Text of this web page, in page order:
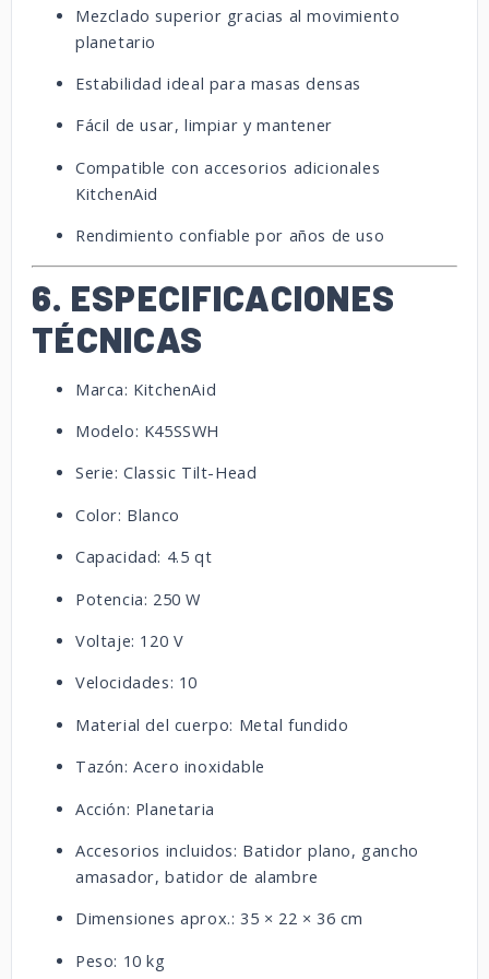
Mezclado superior gracias al movimiento
planetario
Estabilidad ideal para masas densas
Fácil de usar, limpiar y mantener
Compatible con accesorios adicionales
KitchenAid
Rendimiento confiable por años de uso
6. ESPECIFICACIONES
TÉCNICAS
Marca: KitchenAid
Modelo: K45SSWH
Serie: Classic Tilt-Head
Color: Blanco
Capacidad: 4.5 qt
Potencia: 250 W
Voltaje: 120 V
Velocidades: 10
Material del cuerpo: Metal fundido
Tazón: Acero inoxidable
Acción: Planetaria
Accesorios incluidos: Batidor plano, gancho
amasador, batidor de alambre
Dimensiones aprox.: 35 × 22 × 36 cm
Peso: 10 kg